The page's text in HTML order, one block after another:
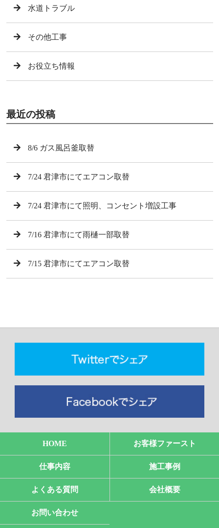
水道トラブル
その他工事
お役立ち情報
最近の投稿
8/6 ガス風呂釜取替
7/24 君津市にてエアコン取替
7/24 君津市にて照明、コンセント増設工事
7/16 君津市にて雨樋一部取替
7/15 君津市にてエアコン取替
HOME お客様ファースト
仕事内容 施工事例
よくある質問 会社概要
お問い合わせ